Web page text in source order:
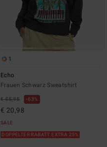
1
Echo
Frauen Schwarz Sweatshirt
€ 55,95 63%
€ 20,98
SALE
DOPPELTER RABATT EXTRA 25%